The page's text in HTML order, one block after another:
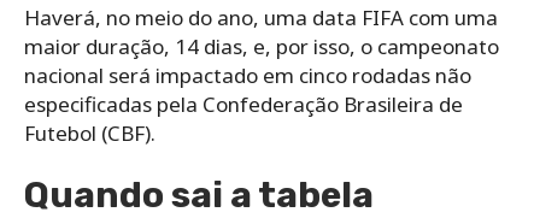
Haverá, no meio do ano, uma data FIFA com uma
maior duração, 14 dias, e, por isso, o campeonato
nacional será impactado em cinco rodadas não
especificadas pela Confederação Brasileira de
Futebol (CBF).
Quando sai a tabela